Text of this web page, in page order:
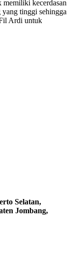
kecerdasan
tinggi sehingga
Ardi untuk
Selatan,
Jombang,